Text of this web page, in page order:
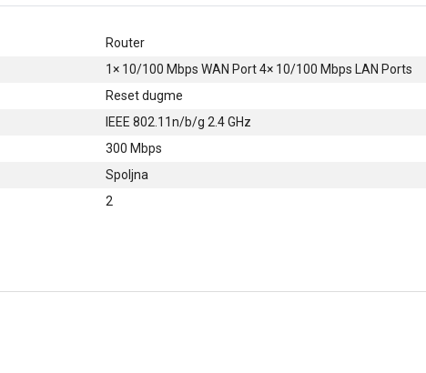
Router
1× 10/100 Mbps WAN Port 4× 10/100 Mbps LAN Ports
Reset dugme
IEEE 802.11n/b/g 2.4 GHz
300 Mbps
Spoljna
2